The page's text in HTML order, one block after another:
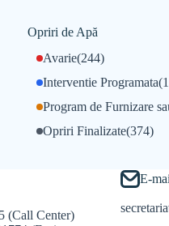
Opriri de Apă
Avarie(244)
Interventie Programata
Opriri Finalizate(374)
Program de Furnizare
(Call Center)
E-